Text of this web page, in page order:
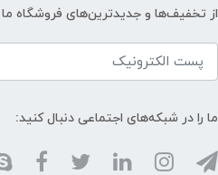
از تخفیف‌ها و جدیدترین‌های فروشگاه ما
ما را در شبکه‌های اجتماعی دنبال کنید: